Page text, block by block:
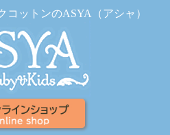
コットンのASYA（アシャ）